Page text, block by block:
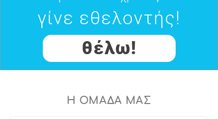
γίνε εθελοντής!
θέλω!
Η ΟΜΑΔΑ ΜΑΣ